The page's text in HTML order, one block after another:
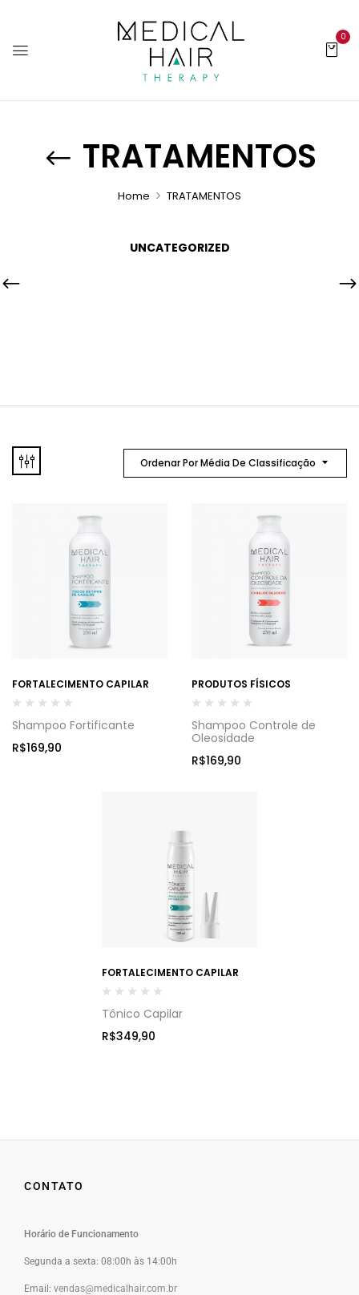
0
TRATAMENTOS
Home TRATAMENTOS
UNCATEGORIZED
Ordenar Por Média De Classificação
FORTALECIMENTO CAPILAR
Shampoo Fortificante
R$169,90
PRODUTOS FÍSICOS
Shampoo Controle de
Oleosidade
R$169,90
FORTALECIMENTO CAPILAR
Tônico Capilar
R$349,90
CONTATO
Horário de Funcionamento
Segunda a sexta: 08:00h às 14:00h
Email: vendas@medicalhair.com.br